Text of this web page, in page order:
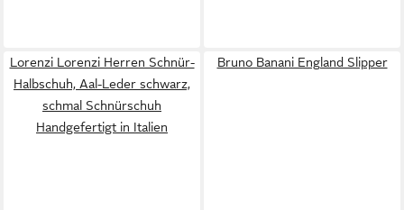
Lorenzi Lorenzi Herren Schnür-
Halbschuh, Aal-Leder schwarz,
schmal Schnürschuh
Handgefertigt in Italien
Bruno Banani England Slipper